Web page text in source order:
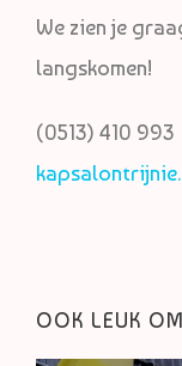
We zien je
langskomen!
(0513) 410 993
OOK LEUK